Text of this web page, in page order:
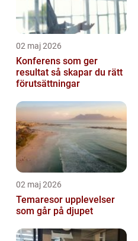
02 maj 2026
Konferens som ger
resultat så skapar du rätt
förutsättningar
02 maj 2026
Temaresor upplevelser
som går på djupet